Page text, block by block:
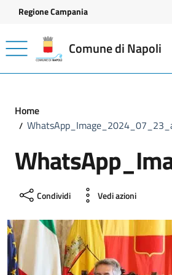
Vai ai contenuti
Vai al footer
Regione Campania
Comune di Napoli
Home
Condividi Vedi azioni